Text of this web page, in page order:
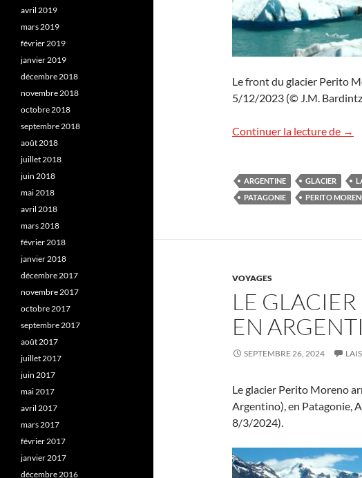
Le front du glacier Perito
5/12/2023 (© J.M.
Continuer la lecture de →
ARGENTINE GLACIER
PATAGONIE
PERITO
VOYAGES
LE
EN
SEPTEMBRE 26, 2024
Le glacier Perito Moreno
Argentino), en Patagonie,
8/3/2024).
avril 2019
mars 2019
février 2019
janvier 2019
décembre 2018
novembre 2018
octobre 2018
septembre 2018
août 2018
juillet 2018
juin 2018
mai 2018
avril 2018
mars 2018
février 2018
janvier 2018
décembre 2017
novembre 2017
octobre 2017
septembre 2017
août 2017
juillet 2017
juin 2017
mai 2017
avril 2017
mars 2017
février 2017
janvier 2017
décembre 2016